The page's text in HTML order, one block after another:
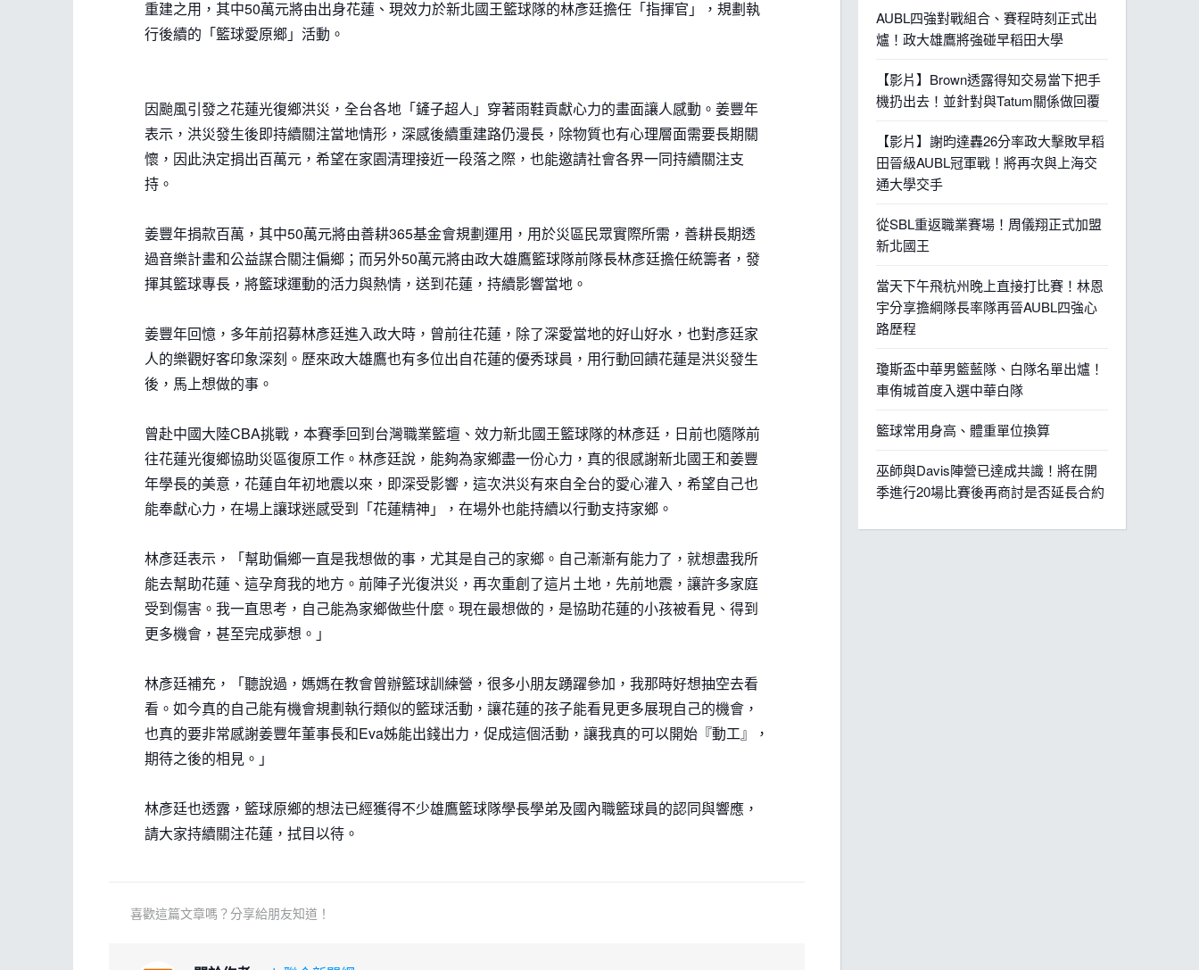
重建之用，其中50萬元將由出身花蓮、現效力於新北國王籃球隊的林彥廷擔任「指揮官」，規劃執
行後續的「籃球愛原鄉」活動。
因颱風引發之花蓮光復鄉洪災，全台各地「鏟子超人」穿著雨鞋貢獻心力的畫面讓人感動。姜豐年
表示，洪災發生後即持續關注當地情形，深感後續重建路仍漫長，除物質也有心理層面需要長期關
懷，因此決定捐出百萬元，希望在家園清理接近一段落之際，也能邀請社會各界一同持續關注支
持。
姜豐年捐款百萬，其中50萬元將由善耕365基金會規劃運用，用於災區民眾實際所需，善耕長期透
過音樂計畫和公益謀合關注偏鄉；而另外50萬元將由政大雄鷹籃球隊前隊長林彥廷擔任統籌者，發
揮其籃球專長，將籃球運動的活力與熱情，送到花蓮，持續影響當地。
姜豐年回憶，多年前招募林彥廷進入政大時，曾前往花蓮，除了深愛當地的好山好水，也對彥廷家
人的樂觀好客印象深刻。歷來政大雄鷹也有多位出自花蓮的優秀球員，用行動回饋花蓮是洪災發生
後，馬上想做的事。
曾赴中國大陸CBA挑戰，本賽季回到台灣職業籃壇、效力新北國王籃球隊的林彥廷，日前也隨隊前
往花蓮光復鄉協助災區復原工作。林彥廷說，能夠為家鄉盡一份心力，真的很感謝新北國王和姜豐
年學長的美意，花蓮自年初地震以來，即深受影響，這次洪災有來自全台的愛心灌入，希望自己也
能奉獻心力，在場上讓球迷感受到「花蓮精神」，在場外也能持續以行動支持家鄉。
林彥廷表示，「幫助偏鄉一直是我想做的事，尤其是自己的家鄉。自己漸漸有能力了，就想盡我所
能去幫助花蓮、這孕育我的地方。前陣子光復洪災，再次重創了這片土地，先前地震，讓許多家庭
受到傷害。我一直思考，自己能為家鄉做些什麼。現在最想做的，是協助花蓮的小孩被看見、得到
更多機會，甚至完成夢想。」
林彥廷補充，「聽說過，媽媽在教會曾辦籃球訓練營，很多小朋友踴躍參加，我那時好想抽空去看
看。如今真的自己能有機會規劃執行類似的籃球活動，讓花蓮的孩子能看見更多展現自己的機會，
也真的要非常感謝姜豐年董事長和Eva姊能出錢出力，促成這個活動，讓我真的可以開始『動工』，
期待之後的相見。」
林彥廷也透露，籃球原鄉的想法已經獲得不少雄鷹籃球隊學長學弟及國內職籃球員的認同與響應，
請大家持續關注花蓮，拭目以待。
喜歡這篇文章嗎？分享給朋友知道！
AUBL四強對戰組合、賽程時刻正式出
爐！政大雄鷹將強碰早稻田大學
【影片】Brown透露得知交易當下把手
機扔出去！並針對與Tatum關係做回覆
【影片】謝昀達轟26分率政大擊敗早稻
田晉級AUBL冠軍戰！將再次與上海交
通大學交手
從SBL重返職業賽場！周儀翔正式加盟
新北國王
當天下午飛杭州晚上直接打比賽！林恩
宇分享擔綱隊長率隊再晉AUBL四強心
路歷程
瓊斯盃中華男籃藍隊、白隊名單出爐！
車侑城首度入選中華白隊
籃球常用身高、體重單位換算
巫師與Davis陣營已達成共識！將在開
季進行20場比賽後再商討是否延長合約